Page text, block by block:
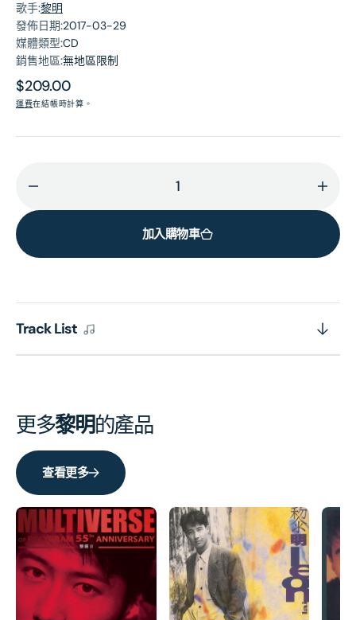
歌手:黎明
發佈日期:2017-03-29
媒體類型:CD
銷售地區:無地區限制
原
價
$209.00
運費在結帳時計算。
球
典
禮
明
的
數
量
增
加
球
典
禮
加入購物車
Track List
更多黎明的產品
查看更多